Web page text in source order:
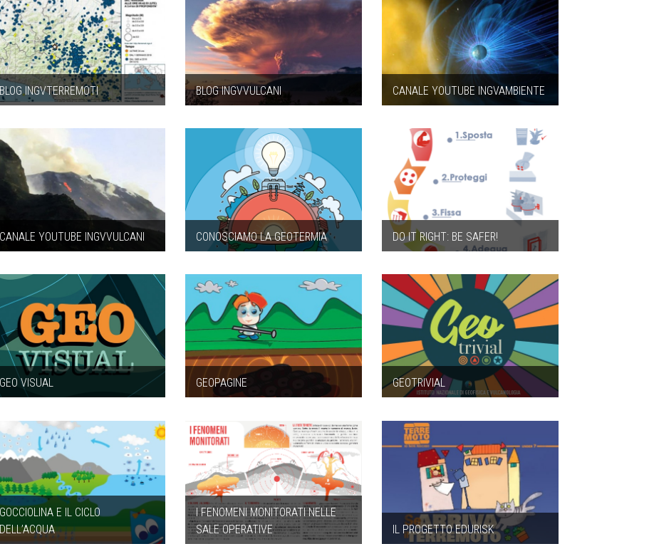
BLOG INGVTERREMOTI BLOG INGVVULCANI CANALE YOUTUBE INGVAMBIENTE
CANALE YOUTUBE INGVVULCANI CONOSCIAMO LA GEOTERMIA DO IT RIGHT: BE SAFER!
GEO VISUAL GEOPAGINE GEOTRIVIAL
GOCCIOLINA E IL CICLO
DELL’ACQUA
I FENOMENI MONITORATI NELLE
SALE OPERATIVE
IL PROGETTO EDURISK